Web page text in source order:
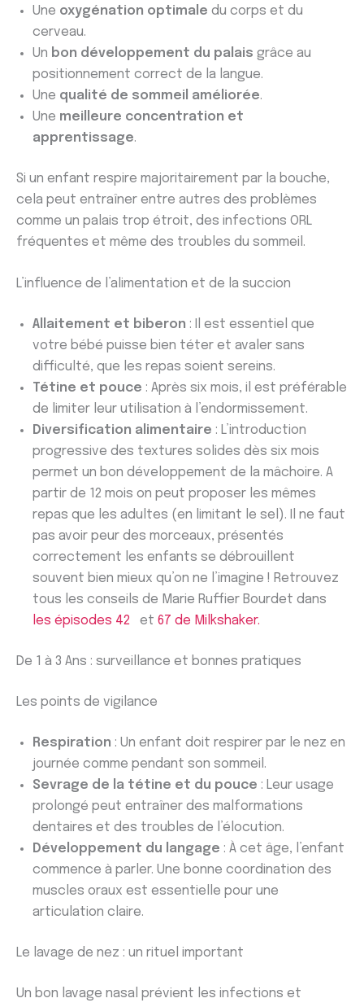
Une oxygénation optimale du corps et du
cerveau.
Un bon développement du palais grâce au
positionnement correct de la langue.
Une qualité de sommeil améliorée.
Une meilleure concentration et
apprentissage.
Si un enfant respire majoritairement par la bouche,
cela peut entraîner entre autres des problèmes
comme un palais trop étroit, des infections ORL
fréquentes et même des troubles du sommeil.
L’influence de l’alimentation et de la succion
Allaitement et biberon : Il est essentiel que
votre bébé puisse bien téter et avaler sans
difficulté, que les repas soient sereins.
Tétine et pouce : Après six mois, il est préférable
de limiter leur utilisation à l’endormissement.
Diversification alimentaire : L’introduction
progressive des textures solides dès six mois
permet un bon développement de la mâchoire. A
partir de 12 mois on peut proposer les mêmes
repas que les adultes (en limitant le sel). Il ne faut
pas avoir peur des morceaux, présentés
correctement les enfants se débrouillent
souvent bien mieux qu’on ne l’imagine ! Retrouvez
tous les conseils de Marie Ruffier Bourdet dans
les épisodes 42
et 67 de Milkshaker.
De 1 à 3 Ans : surveillance et bonnes pratiques
Les points de vigilance
Respiration : Un enfant doit respirer par le nez en
journée comme pendant son sommeil.
Sevrage de la tétine et du pouce : Leur usage
prolongé peut entraîner des malformations
dentaires et des troubles de l’élocution.
Développement du langage : À cet âge, l’enfant
commence à parler. Une bonne coordination des
muscles oraux est essentielle pour une
articulation claire.
Le lavage de nez : un rituel important
Un bon lavage nasal prévient les infections et